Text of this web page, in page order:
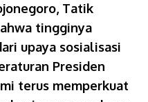
Tatik
tingginya
upaya sosialisasi
Presiden
terus memperkuat